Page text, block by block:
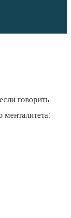
говорить
менталитета: